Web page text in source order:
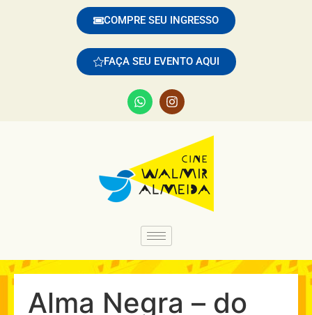
COMPRE SEU INGRESSO
FAÇA SEU EVENTO AQUI
Alma Negra – do